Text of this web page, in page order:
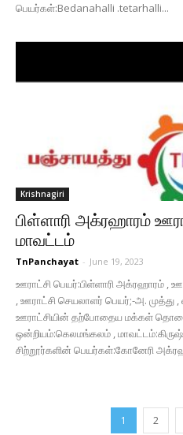
பெயர்கள்:Bedanahalli .tetarhalli...
Krishnagiri
பிள்ளாரி அக்ரஹாரம்
மாவட்டம்
TnPanchayat - June 19, 2023
ஊராட்சி பெயர்:பிள்ளாரி அக்ரஹாரம் ,
, ஊராட்சி செயலாளர் பெயர்;-அ.
ஊராட்சியின் தற்போதைய மக்கள்
ஒன்றியம்:கெலமங்கலம் ,
சிற்றூர்களின் பெயர்கள்:கோனேரி
1 2